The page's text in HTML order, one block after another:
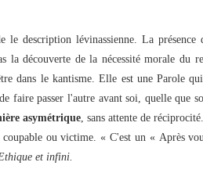
description lévinassienne. La
la découverte de la nécessité morale du
dans le kantisme. Elle est une Parole
faire passer l'autre avant soi, quelle que
asymétrique , sans attente de
ou victime. « C'est un « Après
et infini.